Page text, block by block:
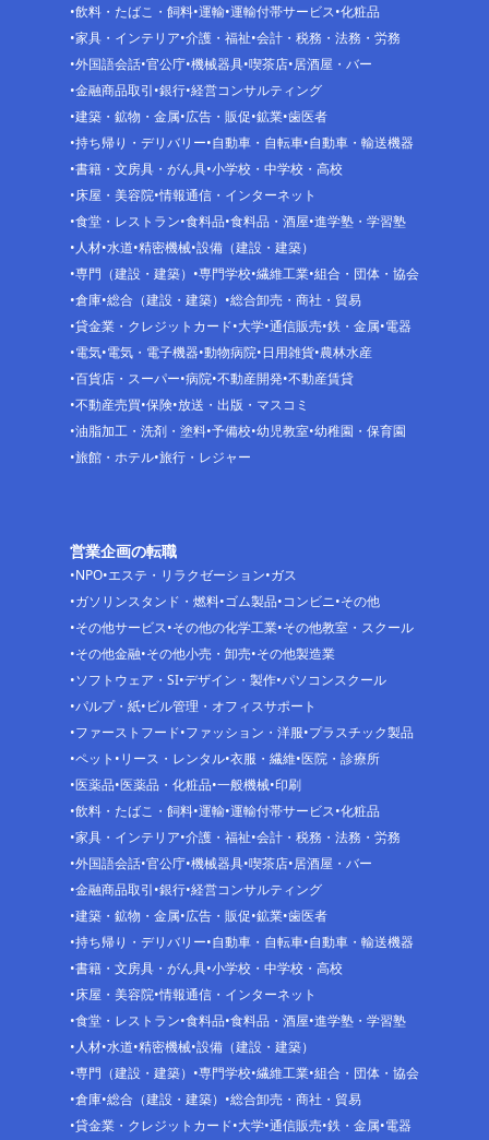
飲料・たばこ・飼料 運輸 運輸付帯サービス 化粧品
家具・インテリア 介護・福祉 会計・税務・法務・労務
外国語会話 官公庁 機械器具 喫茶店 居酒屋・バー
金融商品取引 銀行 経営コンサルティング
建築・鉱物・金属 広告・販促 鉱業 歯医者
持ち帰り・デリバリー 自動車・自転車 自動車・輸送機器
書籍・文房具・がん具 小学校・中学校・高校
床屋・美容院 情報通信・インターネット
食堂・レストラン 食料品 食料品・酒屋 進学塾・学習塾
人材 水道 精密機械 設備（建設・建築）
専門（建設・建築）
専門学校 繊維工業 組合・団体・協会
倉庫 総合（建設・建築）
総合卸売・商社・貿易
貸金業・クレジットカード 大学 通信販売 鉄・金属 電器
電気 電気・電子機器 動物病院 日用雑貨 農林水産
百貨店・スーパー 病院 不動産開発 不動産賃貸
不動産売買 保険 放送・出版・マスコミ
油脂加工・洗剤・塗料 予備校 幼児教室 幼稚園・保育園
旅館・ホテル 旅行・レジャー
営業企画の転職
NPO エステ・リラクゼーション ガス
ガソリンスタンド・燃料 ゴム製品 コンビニ その他
その他サービス その他の化学工業 その他教室・スクール
その他金融 その他小売・卸売 その他製造業
ソフトウェア・SI デザイン・製作 パソコンスクール
パルプ・紙 ビル管理・オフィスサポート
ファーストフード ファッション・洋服 プラスチック製品
ペット リース・レンタル 衣服・繊維 医院・診療所
医薬品 医薬品・化粧品 一般機械 印刷
飲料・たばこ・飼料 運輸 運輸付帯サービス 化粧品
家具・インテリア 介護・福祉 会計・税務・法務・労務
外国語会話 官公庁 機械器具 喫茶店 居酒屋・バー
金融商品取引 銀行 経営コンサルティング
建築・鉱物・金属 広告・販促 鉱業 歯医者
持ち帰り・デリバリー 自動車・自転車 自動車・輸送機器
書籍・文房具・がん具 小学校・中学校・高校
床屋・美容院 情報通信・インターネット
食堂・レストラン 食料品 食料品・酒屋 進学塾・学習塾
人材 水道 精密機械 設備（建設・建築）
専門（建設・建築）
専門学校 繊維工業 組合・団体・協会
倉庫 総合（建設・建築）
総合卸売・商社・貿易
貸金業・クレジットカード 大学 通信販売 鉄・金属 電器